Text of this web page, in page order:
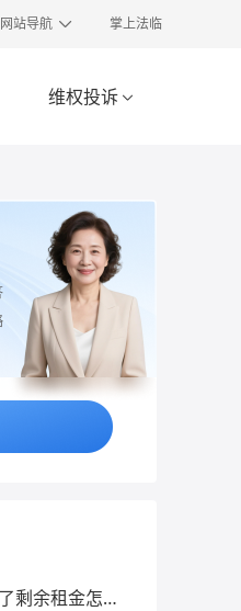
网站导航 掌上法临
维权投诉 
剩余租金怎么